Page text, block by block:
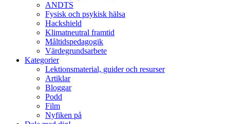
ANDTS
Fysisk och psykisk hälsa
Hackshield
Klimatneutral framtid
Måltidspedagogik
Värdegrundsarbete
Kategorier
Lektionsmaterial, guider och resurser
Artiklar
Bloggar
Podd
Film
Nyfiken på